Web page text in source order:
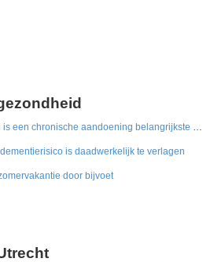
Voor jongvolwassenen is een chronische aandoening belangrijkste belemmering
is daadwerkelijk te verlagen
door bijvoet